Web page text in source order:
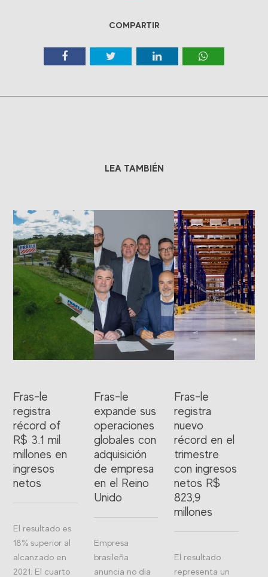
COMPARTIR
LEA TAMBIÉN
Fras-le
registra
récord of
R$ 3.1 mil
millones en
ingresos
netos
El resultado es
18% superior al
alcanzado en
2021. El cuarto
Fras-le
expande sus
operaciones
globales con
adquisición
de empresa
en el Reino
Unido
Empresa
brasileña
anuncia no dia
Fras-le
registra
nuevo
récord en el
trimestre
con ingresos
netos R$
823,9
millones
El resultado
representa un